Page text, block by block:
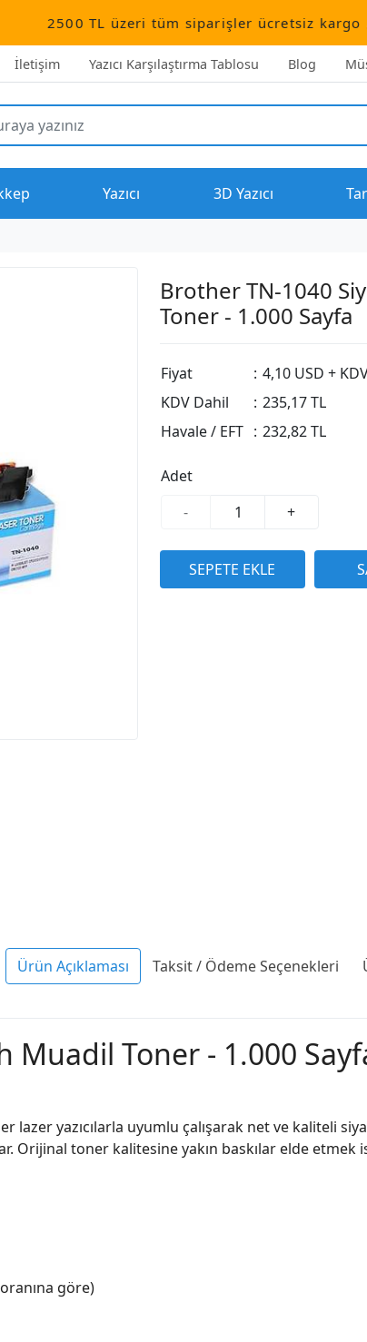
TL üzeri tüm siparişler ücretsiz kargo 🚚 |
İletişim Yazıcı Karşılaştırma Tablosu Blog
Yazıcı 3D Yazıcı
Brother TN-1040
Toner - 1.000 Sayfa
Fiyat : 4,10 USD +
KDV Dahil
: 235,17 TL
Havale / EFT : 232,82 TL
Adet
-
+
Ürün Açıklaması Taksit / Ödeme Seçenekleri
Muadil Toner - 1.000
lazer yazıcılarla uyumlu çalışarak net ve kaliteli
Orijinal toner kalitesine yakın baskılar elde etmek
göre)